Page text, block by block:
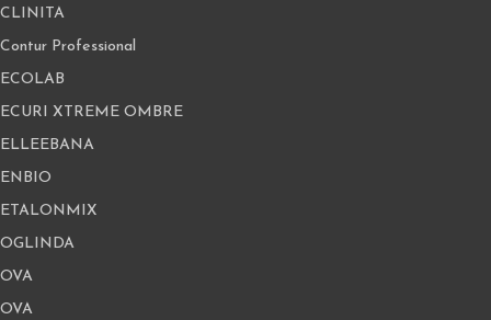
CLINITA
Contur Professional
ECOLAB
ECURI XTREME OMBRE
ELLEEBANA
ENBIO
ETALONMIX
OGLINDA
OVA
OVA